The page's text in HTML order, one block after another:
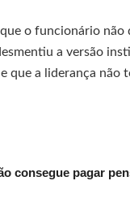
o funcionário
a versão
que a liderança não
consegue pagar